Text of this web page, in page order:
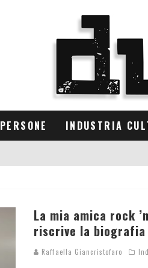
PERSONE INDUSTRIA
La mia amica rock
riscrive la biografia
Raffaella Giancristofaro